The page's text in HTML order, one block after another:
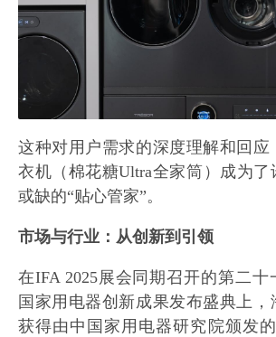
这种对用户需求的深度理解和回应
衣机（棉花糖Ultra全家筒）成为了
或缺的“贴心管家”。
市场与行业：从创新到引领
在IFA 2025展会同期召开的第二十
国家用电器创新成果发布盛典上
获得由中国家用电器研究院颁发